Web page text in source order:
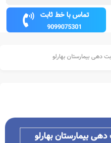
تماس با خط ثابت
9099075301
دهی بیمارستان بهارلو
بیمارستان بهارلو